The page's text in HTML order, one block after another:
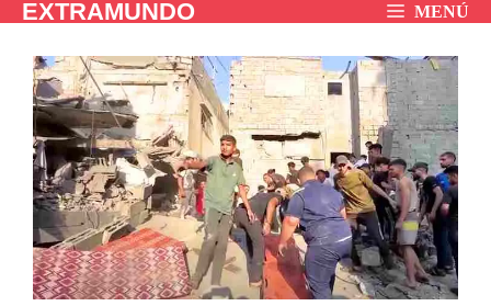
Saltar
contenido
EXTRAMUNDO MENÚ